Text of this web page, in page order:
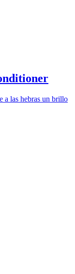
a las hebras un brillo